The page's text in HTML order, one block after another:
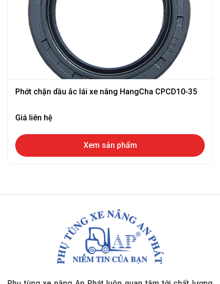
Phớt chặn dầu ắc lái xe nâng HangCha CPCD10-35
Giá liên hệ
Xem sản phẩm